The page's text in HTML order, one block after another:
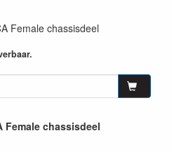
Female chassisdeel
Female chassisdeel